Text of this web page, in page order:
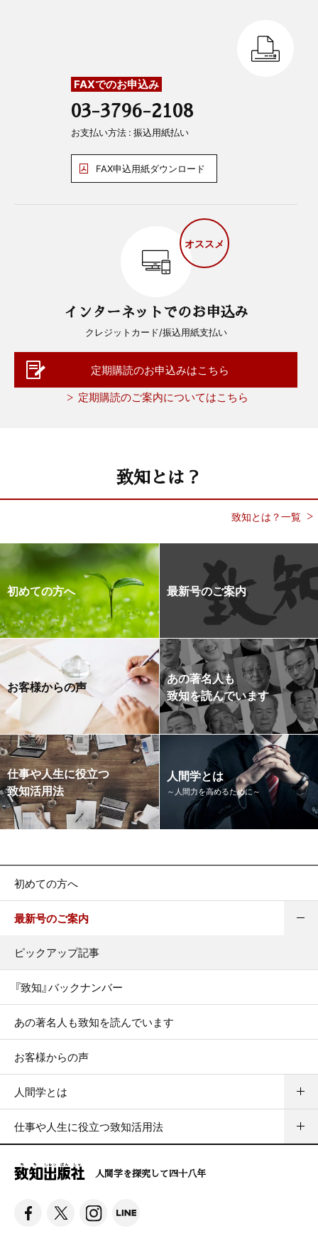
FAXでのお申込み
03-3796-2108
お支払い方法 : 振込用紙払い
FAX申込用紙ダウンロード
オススメ
インターネットでのお申込み
クレジットカード/振込用紙支払い
定期購読のお申込みはこちら
定期購読のご案内についてはこちら
致知とは？
致知とは？一覧
初めての方へ 最新号のご案内
お客様からの声
あの著名人も
致知を読んでいます
仕事や人生に役立つ
致知活用法
人間学とは
～人間力を高めるために～
初めての方へ
最新号のご案内
ピックアップ記事
『致知』バックナンバー
あの著名人も致知を読んでいます
お客様からの声
人間学とは
仕事や人生に役立つ致知活用法
人間学を探究して四十八年